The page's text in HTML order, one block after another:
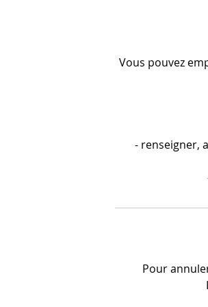
Vous pouvez
- renseigner,
Pour